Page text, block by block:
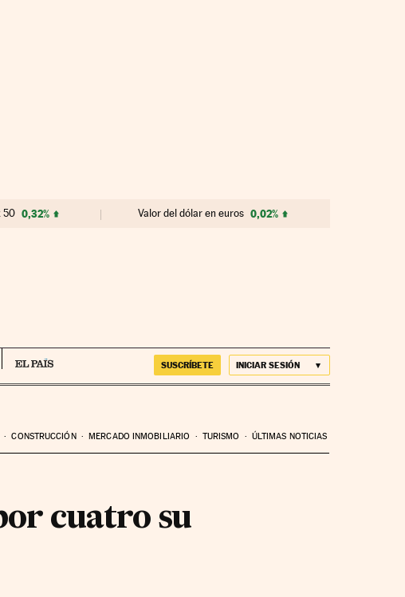
50 0,32% Valor del dólar en euros 0,02%
SUSCRÍBETE INICIAR SESIÓN
CONSTRUCCIÓN MERCADO INMOBILIARIO TURISMO ÚLTIMAS NOTICIAS
cuatro su